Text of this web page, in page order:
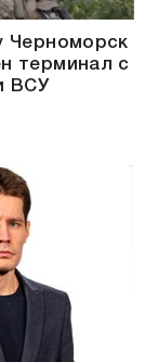
Черноморск
терминал с
ВСУ